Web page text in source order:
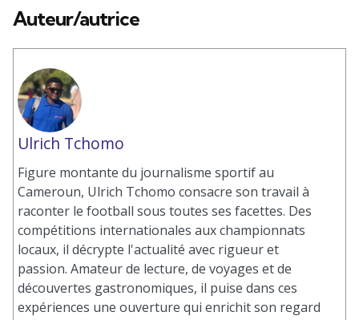
Auteur/autrice
Ulrich Tchomo
Figure montante du journalisme sportif au
Cameroun, Ulrich Tchomo consacre son travail à
raconter le football sous toutes ses facettes. Des
compétitions internationales aux championnats
locaux, il décrypte l'actualité avec rigueur et
passion. Amateur de lecture, de voyages et de
découvertes gastronomiques, il puise dans ces
expériences une ouverture qui enrichit son regard